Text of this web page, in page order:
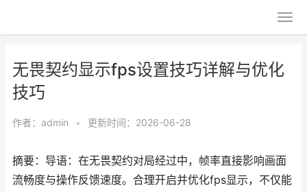
无畏契约显示fps设置技巧详解与优化
技巧
作者： admin • 更新时间：2026-06-28
摘要：导语：在无畏契约对局经过中，帧率直接影响画面
流畅度与操作反馈速度。合理开启并优化fps显示，不仅能